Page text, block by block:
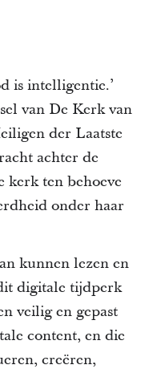
is intelligentie.’
van De Kerk van
der Laatste
achter de
kerk ten behoeve
onder haar
kunnen lezen en
digitale tijdperk
veilig en gepast
content, en die
creëren,